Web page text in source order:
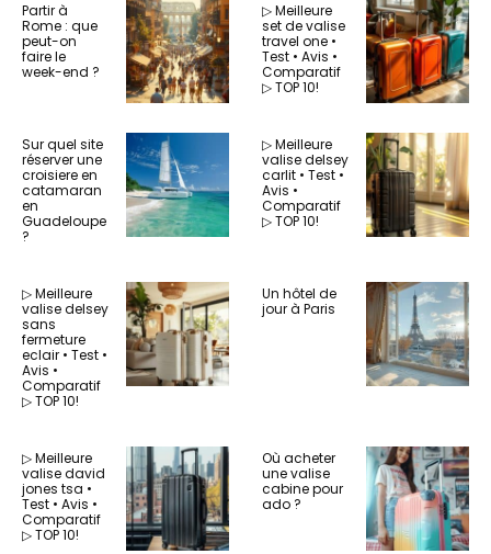
Partir à
Rome : que
peut-on
faire le
week-end ?
▷ Meilleure
set de valise
travel one •
Test • Avis •
Comparatif
▷ TOP 10!
Sur quel site
réserver une
croisiere en
catamaran
en
Guadeloupe
?
▷ Meilleure
valise delsey
carlit • Test •
Avis •
Comparatif
▷ TOP 10!
▷ Meilleure
valise delsey
sans
fermeture
eclair • Test •
Avis •
Comparatif
▷ TOP 10!
Un hôtel de
jour à Paris
▷ Meilleure
valise david
jones tsa •
Test • Avis •
Comparatif
▷ TOP 10!
Où acheter
une valise
cabine pour
ado ?